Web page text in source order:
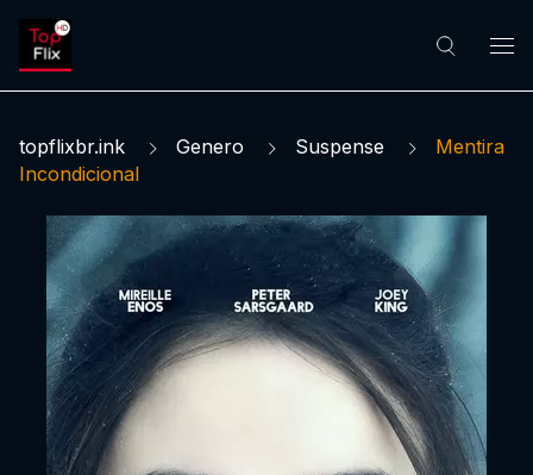
topflixbr.ink Genero Suspense
Mentira
Incondicional